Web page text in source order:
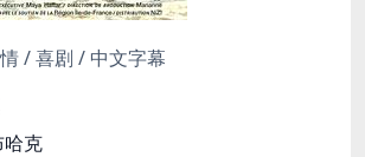
/ 喜剧 / 中文字幕
哈克